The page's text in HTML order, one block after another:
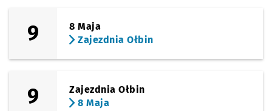
9
8 Maja
Zajezdnia Ołbin
9
Zajezdnia Ołbin
8 Maja